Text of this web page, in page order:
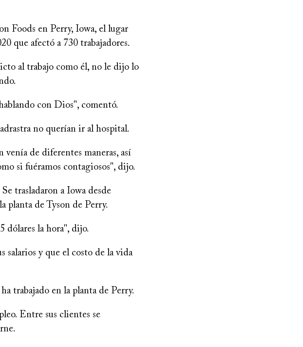
Foods en Perry, Iowa, el lugar
que afectó a 730 trabajadores.
al trabajo como él, no le dijo lo
con Dios", comentó.
no querían ir al hospital.
venía de diferentes maneras, así
si fuéramos contagiosos", dijo.
trasladaron a Iowa desde
planta de Tyson de Perry.
dólares la hora", dijo.
y que el costo de la vida
trabajado en la planta de Perry.
Entre sus clientes se